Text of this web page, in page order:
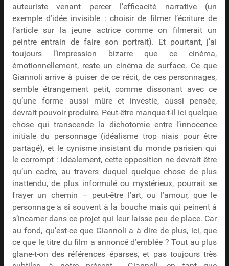
auteuriste venant percer l’efficacité narrative (un
exemple d’idée invisible : choisir de filmer l’écriture de
l’article sur la jeune actrice comme on filmerait un
peintre entrain de faire son portrait). Et pourtant, j’ai
toujours l’impression bizarre que ce cinéma,
émotionnellement, reste un cinéma de surface. Ce que
Giannoli arrive à puiser de ce récit, de ces personnages,
semble étrangement petit, comme dissonant avec ce
qu’une forme aussi mûre et investie, aussi pensée,
devrait pouvoir produire. Peut-être manque-t-il ici quelque
chose qui transcende la dichotomie entre l’innocence
initiale du personnage (idéalisme trop niais pour être
partagé), et le cynisme insistant du monde parisien qui
le corrompt : idéalement, cette opposition ne devrait être
qu’un cadre, au travers duquel quelque chose de plus
inattendu, de plus informulé ou mystérieux, pourrait se
frayer un chemin – peut-être l’art, ou l’amour, que le
personnage a si souvent à la bouche mais qui peinent à
s’incarner dans ce projet qui leur laisse peu de place. Car
au fond, qu’est-ce que Giannoli a à dire de plus, ici, que
ce que le titre du film a annoncé d’emblée ? Tout au plus
glane-t-on des références éparses, et pas toujours très